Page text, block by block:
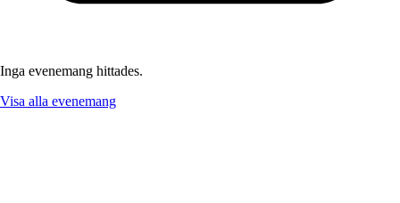
Inga evenemang hittades.
Visa alla evenemang